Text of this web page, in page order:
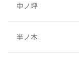
中ノ坪
半ノ木